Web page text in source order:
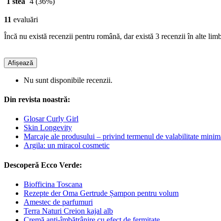
11 evaluări
Încă nu există recenzii pentru română, dar există 3 recenzii în alte
Afișează
Nu sunt disponibile recenzii.
Din revista noastră:
Glosar Curly Girl
Skin Longevity
Marcaje ale produsului – privind termenul de valabilitate
Argila: un miracol cosmetic
Descoperă Ecco Verde:
Biofficina Toscana
Rezepte der Oma Gertrude Șampon pentru volum
Amestec de parfumuri
Terra Naturi Creion kajal alb